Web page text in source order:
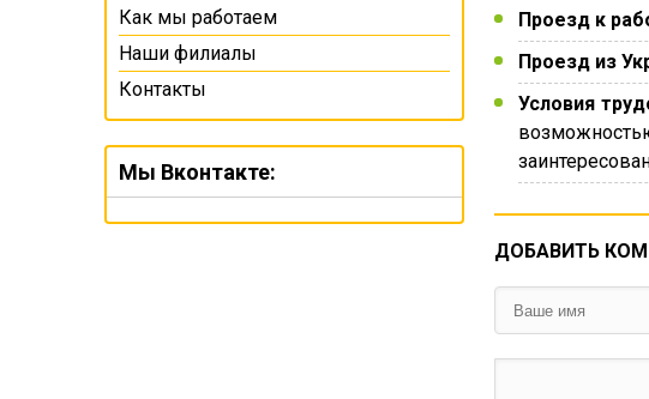
Как мы работаем
Наши филиалы
Контакты
Мы Вконтакте:
Проезд к
Проезд из
Условия
ДОБАВИТЬ